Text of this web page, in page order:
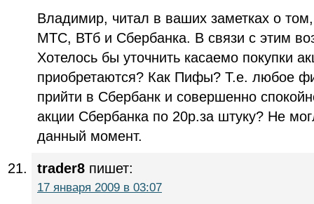
Владимир, читал в ваших заметках о
МТС, ВТб и Сбербанка. В связи с этим
Хотелось бы уточнить касаемо покупки
приобретаются? Как Пифы? Т.е. любое
прийти в Сбербанк и совершенно
акции Сбербанка по 20р.за штуку? Не
данный момент.
trader8 пишет:
17 января 2009 в 03:07